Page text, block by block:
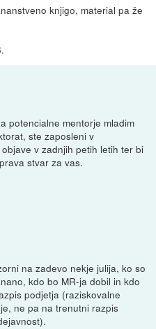
knjigo, material pa že
potencialne mentorje mladim
ste zaposleni v
v zadnjih petih letih ter bi
stvar za vas.
na zadevo nekje julija, ko so
kdo bo MR-ja dobil in kdo
podjetja (raziskovalne
ne pa na trenutni razpis